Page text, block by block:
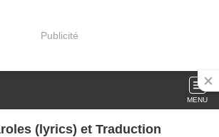
Publicité
MENU
(lyrics) et Traduction